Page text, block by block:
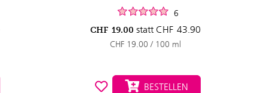
6
CHF 19.00 statt CHF 43.90
CHF 19.00 / 100 ml
BESTELLEN